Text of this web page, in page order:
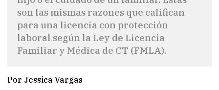
son las mismas razones que califican
para una licencia con protección
laboral según la Ley de Licencia
Familiar y Médica de CT (FMLA).
Por Jessica Vargas